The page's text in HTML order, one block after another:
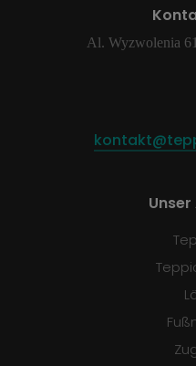
Al. Wyzwolenia